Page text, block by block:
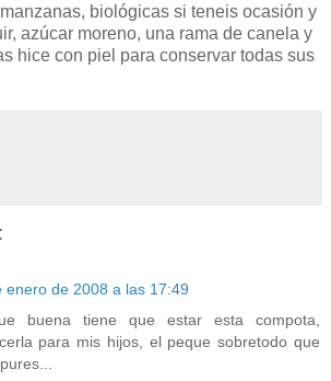
biológicas si teneis ocasión y
azúcar moreno, una rama de canela y
hice con piel para conservar todas sus
enero de 2008 a las 17:49
buena tiene que estar esta compota,
para mis hijos, el peque sobretodo que